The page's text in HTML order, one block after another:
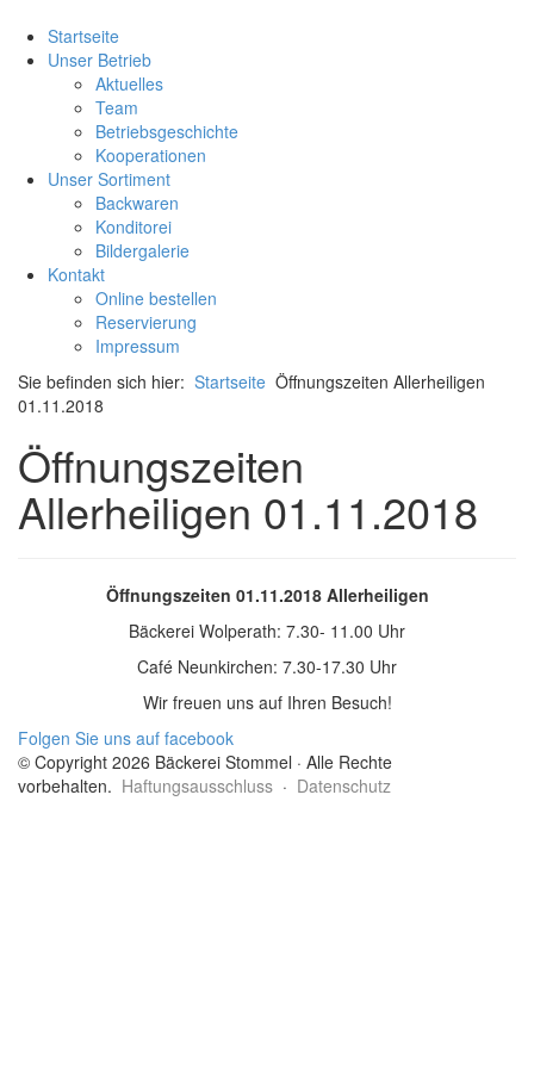
Startseite
Unser Betrieb
Aktuelles
Team
Betriebsgeschichte
Kooperationen
Unser Sortiment
Backwaren
Konditorei
Bildergalerie
Kontakt
Online bestellen
Reservierung
Impressum
Sie befinden sich hier: Startseite Öffnungszeiten Allerheiligen
01.11.2018
Öffnungszeiten
Allerheiligen 01.11.2018
Öffnungszeiten 01.11.2018 Allerheiligen
Bäckerei Wolperath: 7.30- 11.00 Uhr
Café Neunkirchen: 7.30-17.30 Uhr
Wir freuen uns auf Ihren Besuch!
Folgen Sie uns auf facebook
© Copyright 2026 Bäckerei Stommel · Alle Rechte
vorbehalten. Haftungsausschluss · Datenschutz